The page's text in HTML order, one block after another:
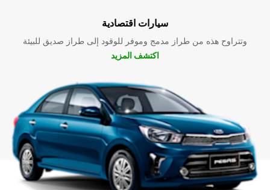
سيارات اقتصادية
وتتراوح هذه من طراز مدمج وموفر للوقود إلى طراز صديق للبيئة
اكتشف المزيد